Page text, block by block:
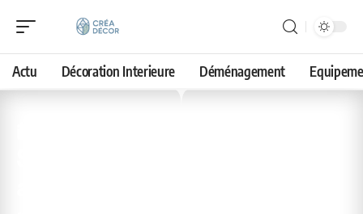
Actu Décoration Interieure Déménagement